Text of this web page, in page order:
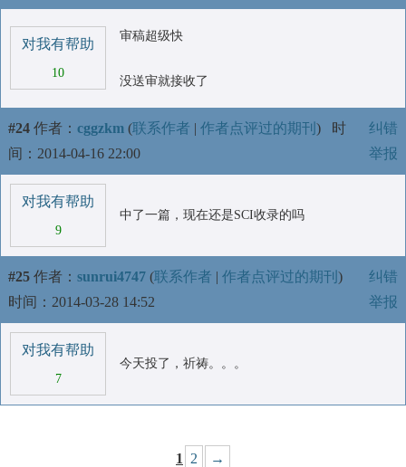
对我有帮助
10
审稿超级快
没送审就接收了
#24 作者： cggzkm (联系作者 | 作者点评过的期刊 ) 时
间：2014-04-16 22:00
纠错
举报
对我有帮助
9
中了一篇，现在还是SCI收录的吗
#25 作者： sunrui4747 (联系作者 | 作者点评过的期刊 )
时间：2014-03-28 14:52
纠错
举报
对我有帮助
7
今天投了，祈祷。。。
1 2 →